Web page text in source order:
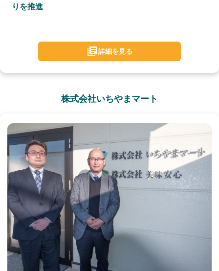
りを推進
詳細を見る
株式会社いちやまマート